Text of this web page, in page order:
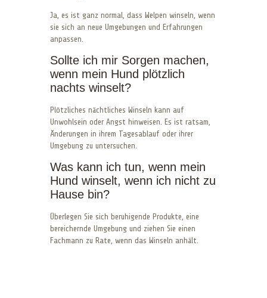
Ja, es ist ganz normal, dass Welpen winseln, wenn
sie sich an neue Umgebungen und Erfahrungen
anpassen.
Sollte ich mir Sorgen machen,
wenn mein Hund plötzlich
nachts winselt?
Plötzliches nächtliches Winseln kann auf
Unwohlsein oder Angst hinweisen. Es ist ratsam,
Änderungen in ihrem Tagesablauf oder ihrer
Umgebung zu untersuchen.
Was kann ich tun, wenn mein
Hund winselt, wenn ich nicht zu
Hause bin?
Überlegen Sie sich beruhigende Produkte, eine
bereichernde Umgebung und ziehen Sie einen
Fachmann zu Rate, wenn das Winseln anhält.